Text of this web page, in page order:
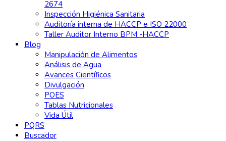
2674
Inspección Higiénica Sanitaria
Auditoría interna de HACCP e ISO 22000
Taller Auditor Interno BPM -HACCP
Blog
Manipulación de Alimentos
Análisis de Agua
Avances Científicos
Divulgación
POES
Tablas Nutricionales
Vida Útil
PQRS
Buscador